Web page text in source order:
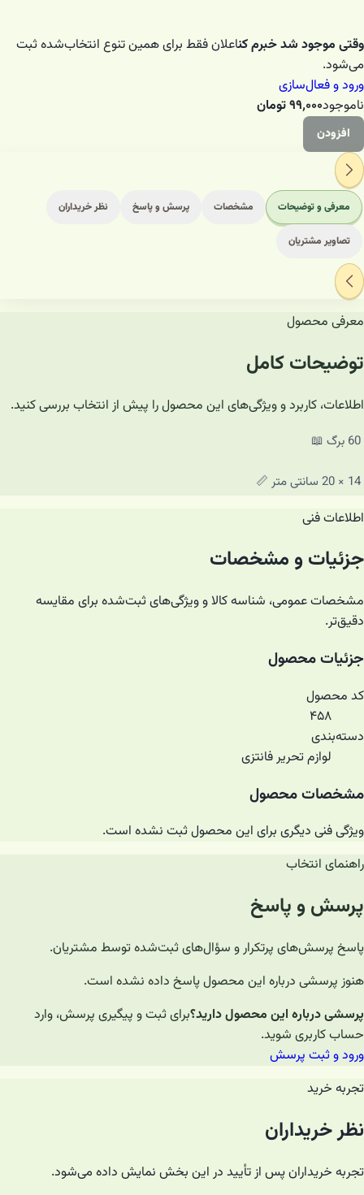
وقتی موجود شد خبرم کناعلان فقط برای همین تنوع انتخاب‌شده ثبت
می‌شود.
ورود و فعال‌سازی
ناموجود۹۹٬۰۰۰تومان
افزودن
معرفی و توضیحات مشخصات پرسش و پاسخ نظر خریداران
تصاویر مشتریان
معرفی محصول
توضیحات کامل
اطلاعات، کاربرد و ویژگی‌های این محصول را پیش از انتخاب بررسی کنید.
اطلاعات فنی
جزئیات و مشخصات
مشخصات عمومی، شناسه کالا و ویژگی‌های ثبت‌شده برای مقایسه
دقیق‌تر.
جزئیات محصول
کد محصول
۴۵۸
دسته‌بندی
لوازم تحریر فانتزی
مشخصات محصول
ویژگی فنی دیگری برای این محصول ثبت نشده است.
راهنمای انتخاب
پرسش و پاسخ
پاسخ پرسش‌های پرتکرار و سؤال‌های ثبت‌شده توسط مشتریان.
هنوز پرسشی درباره این محصول پاسخ داده نشده است.
پرسشی درباره این محصول دارید؟برای ثبت و پیگیری پرسش، وارد
حساب کاربری شوید.
ورود و ثبت پرسش
تجربه خرید
نظر خریداران
تجربه خریداران پس از تأیید در این بخش نمایش داده می‌شود.